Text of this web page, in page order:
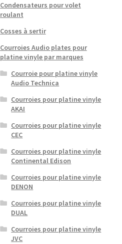
Condensateurs pour volet
roulant
Cosses à sertir
Courroies Audio plates pour
platine vinyle par marques
Courroie pour platine vinyle
Audio Technica
Courroies pour platine vinyle
AKAI
Courroies pour platine vinyle
CEC
Courroies pour platine vinyle
Continental Edison
Courroies pour platine vinyle
DENON
Courroies pour platine vinyle
DUAL
Courroies pour platine vinyle
JVC